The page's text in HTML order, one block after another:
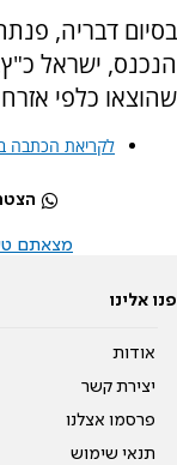
בסיום דבריה,
הנכנס, ישראל
שהוצאו כלפי
לקריאת הכתבה
מצאתם
פנו אלינו
אודות
יצירת קשר
פרסמו אצלנו
תנאי שימוש